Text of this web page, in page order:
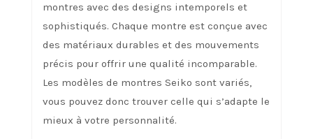
montres avec des designs intemporels et
sophistiqués. Chaque montre est conçue avec
des matériaux durables et des mouvements
précis pour offrir une qualité incomparable.
Les modèles de montres Seiko sont variés,
vous pouvez donc trouver celle qui s’adapte le
mieux à votre personnalité.